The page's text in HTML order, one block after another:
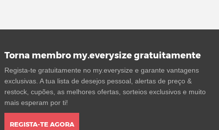
Torna membro my.everysize gratuitamente
Regista-te gratuitamente no my.everysize e garante vantagens
exclusivas. A tua lista de desejos pessoal, alertas de preço &
restock, cupões, as melhores ofertas, sorteios exclusivos e muito
mais esperam por ti!
REGISTA-TE AGORA